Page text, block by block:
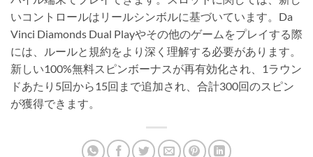
いコントロールはリールシンボルに基づいています。Da
Vinci Diamonds Dual Playやその他のゲームをプレイする際
には、ルールと規約をより深く理解する必要があります。
新しい100%無料スピンボーナスが再有効化され、1ラウン
ドあたり5回から15回まで追加され、合計300回のスピン
が獲得できます。